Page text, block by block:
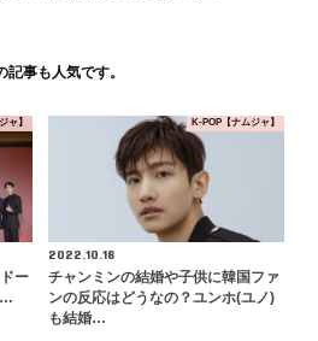
記事も人気です。
ャ】
ー
…
K-POP【ナムジャ】
2022.10.18
チャンミンの結婚や子供に韓国ファ
ンの反応はどうなの？ユンホ(ユノ)
も結婚…